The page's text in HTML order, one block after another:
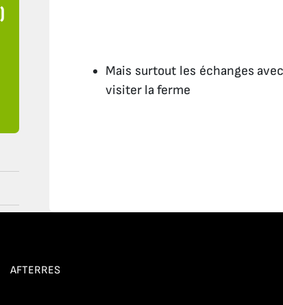
Mais surtout les échanges
visiter la ferme
AFTERRES